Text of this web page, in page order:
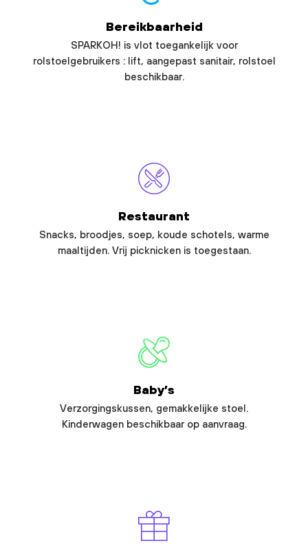
Bereikbaarheid
SPARKOH! is vlot toegankelijk voor
rolstoelgebruikers : lift, aangepast sanitair, rolstoel
beschikbaar.
Restaurant
Snacks, broodjes, soep, koude schotels, warme
maaltijden. Vrij picknicken is toegestaan.
Baby’s
Verzorgingskussen, gemakkelijke stoel.
Kinderwagen beschikbaar op aanvraag.